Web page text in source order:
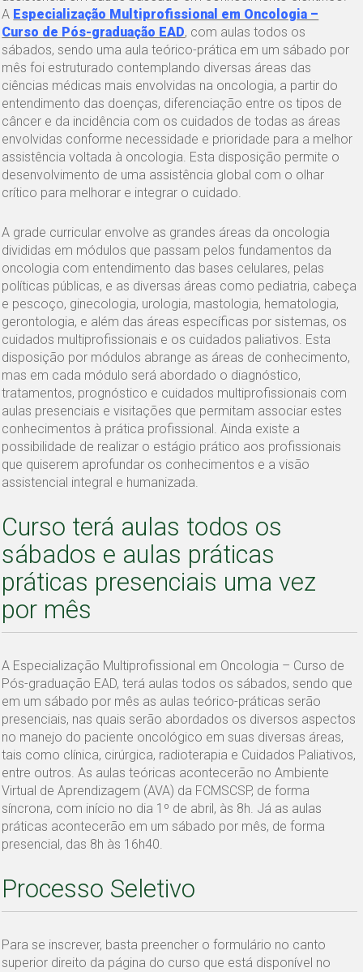
A Especialização Multiprofissional em Oncologia –
Curso de Pós-graduação EAD, com aulas todos os
sábados, sendo uma aula teórico-prática em um sábado por
mês foi estruturado contemplando diversas áreas das
ciências médicas mais envolvidas na oncologia, a partir do
entendimento das doenças, diferenciação entre os tipos de
câncer e da incidência com os cuidados de todas as áreas
envolvidas conforme necessidade e prioridade para a melhor
assistência voltada à oncologia. Esta disposição permite o
desenvolvimento de uma assistência global com o olhar
crítico para melhorar e integrar o cuidado.
A grade curricular envolve as grandes áreas da oncologia
divididas em módulos que passam pelos fundamentos da
oncologia com entendimento das bases celulares, pelas
políticas públicas, e as diversas áreas como pediatria, cabeça
e pescoço, ginecologia, urologia, mastologia, hematologia,
gerontologia, e além das áreas específicas por sistemas, os
cuidados multiprofissionais e os cuidados paliativos. Esta
disposição por módulos abrange as áreas de conhecimento,
mas em cada módulo será abordado o diagnóstico,
tratamentos, prognóstico e cuidados multiprofissionais com
aulas presenciais e visitações que permitam associar estes
conhecimentos à prática profissional. Ainda existe a
possibilidade de realizar o estágio prático aos profissionais
que quiserem aprofundar os conhecimentos e a visão
assistencial integral e humanizada.
Curso terá aulas todos os
sábados e aulas práticas
práticas presenciais uma vez
por mês
A Especialização Multiprofissional em Oncologia – Curso de
Pós-graduação EAD, terá aulas todos os sábados, sendo que
em um sábado por mês as aulas teórico-práticas serão
presenciais, nas quais serão abordados os diversos aspectos
no manejo do paciente oncológico em suas diversas áreas,
tais como clínica, cirúrgica, radioterapia e Cuidados Paliativos,
entre outros. As aulas teóricas acontecerão no Ambiente
Virtual de Aprendizagem (AVA) da FCMSCSP, de forma
síncrona, com início no dia 1º de abril, às 8h. Já as aulas
práticas acontecerão em um sábado por mês, de forma
presencial, das 8h às 16h40.
Processo Seletivo
Para se inscrever, basta preencher o formulário no canto
superior direito da página do curso que está disponível no